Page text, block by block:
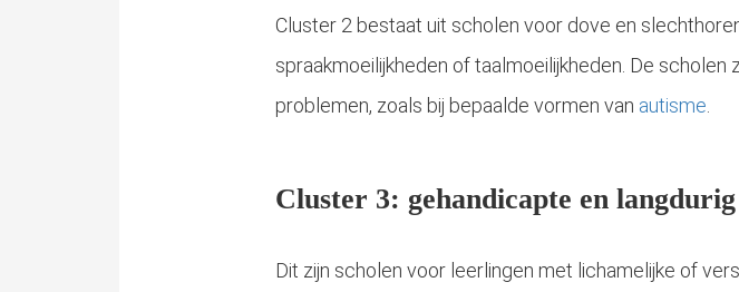
Cluster 2 bestaat uit scholen voor dove en
spraakmoeilijkheden of taalmoeilijkheden. De
problemen, zoals bij bepaalde vormen van autisme
Cluster 3: gehandicapte en
Dit zijn scholen voor leerlingen met lichamelijke of